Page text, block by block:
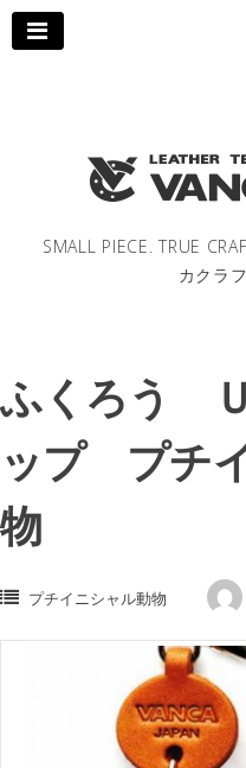
コ
ン
SMALL PIECE. TRUE
カクラ
ふくろう
ップ プチ
物
プチイニシャル動物